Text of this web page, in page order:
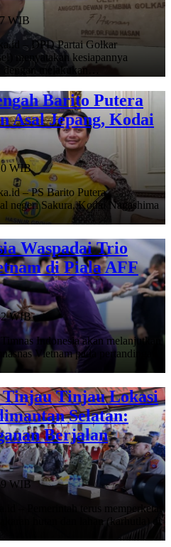
WIB
– DPD Partai Golkar
menyatakan kesiapannya
melakukan…
Barito Putera
Asal Jepang, Kodai
WIB
– PS Barito Putera
negeri Sakura, Kodai Nagashima
Waspadai Trio
di Piala AFF
WIB
Indonesia akan melanjutkan
Vietnam pada pertandingan
Tinjau Lokasi
Selatan:
Berjalan
WIB
– Pemerintah terus memperketat
hutan dan lahan (karhutla) di